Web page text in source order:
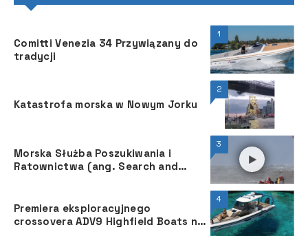
1
Comitti Venezia 34 Przywiązany do
tradycji
2
Katastrofa morska w Nowym Jorku
3
Morska Służba Poszukiwania i
Ratownictwa (ang. Search and
4
Premiera eksploracyjnego
crossovera ADV9 Highfield Boats na